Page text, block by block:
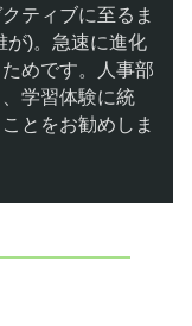
ティブに至るま
が)。急速に進化
めです。人事部
学習体験に統
とをお勧めしま